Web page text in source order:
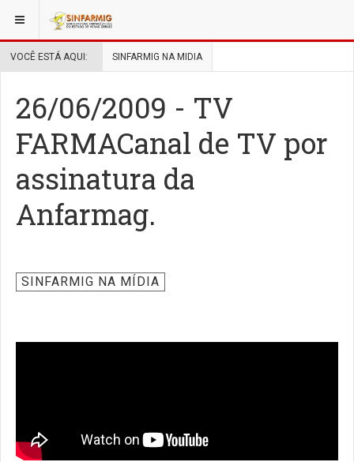
VOCÊ ESTÁ AQUI: SINFARMIG NA MIDIA
26/06/2009 - TV
FARMACanal de TV por
assinatura da
Anfarmag.
SINFARMIG NA MÍDIA